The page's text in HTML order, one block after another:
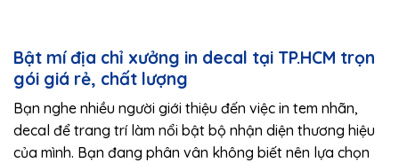
Bật mí địa chỉ xưởng in decal tại TP.HCM trọn
gói giá rẻ, chất lượng
Bạn nghe nhiều người giới thiệu đến việc in tem nhãn,
decal để trang trí làm nổi bật bộ nhận diện thương hiệu
của mình. Bạn đang phân vân không biết nên lựa chọn